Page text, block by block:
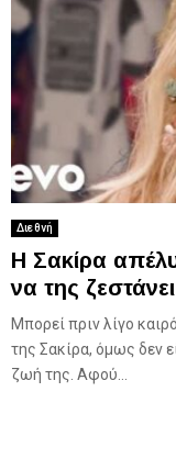
Διεθνή
H Σακίρα
να της
Μπορεί πριν λίγο
της Σακίρα, όμως δεν
ζωή της. Αφού...